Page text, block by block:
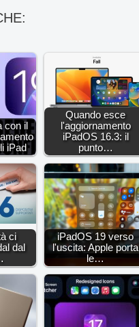
con il
iPad
Quando esce
l'aggiornamento
iPadOS 16.3: il
punto…
ci
dal
iPadOS 19 verso
l'uscita: Apple porta
le…